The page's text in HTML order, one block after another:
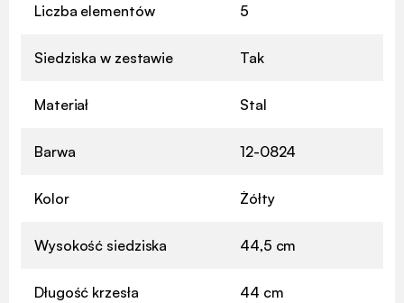
Liczba elementów 5
Siedziska w zestawie Tak
Materiał Stal
Barwa 12-0824
Kolor Żółty
Wysokość siedziska 44,5 cm
Długość krzesła 44 cm